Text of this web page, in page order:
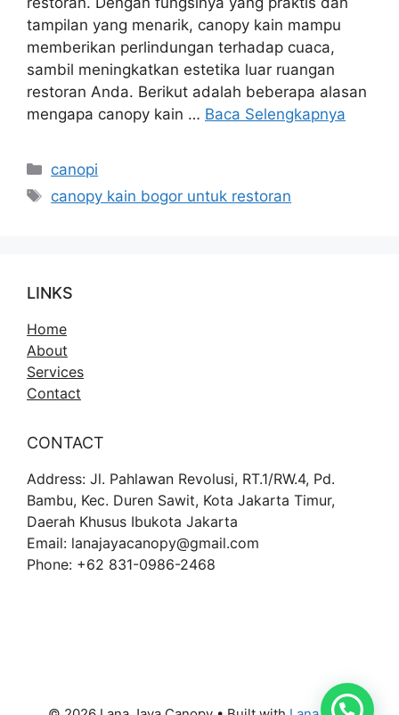
tampilan yang menarik, canopy kain mampu
memberikan perlindungan terhadap cuaca,
sambil meningkatkan estetika luar ruangan
restoran Anda. Berikut adalah beberapa alasan
mengapa canopy kain … Baca Selengkapnya
Kategori
canopi
Tag
canopy kain bogor untuk restoran
LINKS
Home
About
Services
Contact
CONTACT
Address: Jl. Pahlawan Revolusi, RT.1/RW.4, Pd.
Bambu, Kec. Duren Sawit, Kota Jakarta Timur,
Daerah Khusus Ibukota Jakarta
Email: lanajayacanopy@gmail.com
Phone: +62 831-0986-2468